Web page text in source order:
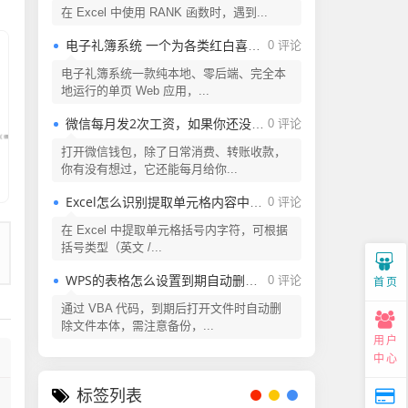
在 Excel 中使用 RANK 函数时，遇到...
0 评论
电子礼簿系统 一个为各类红白喜事提供现代化、安全、高效的礼金（份子钱）管理解决方案
电子礼簿系统一款纯本地、零后端、完全本
地运行的单页 Web 应用，...
0 评论
微信每月发2次工资，如果你还没领取，还不快来看看
打开微信钱包，除了日常消费、转账收款，
你有没有想过，它还能每月给你...
0 评论
Excel怎么识别提取单元格内容中括号内的字符？
在 Excel 中提取单元格括号内字符，可根据
括号类型（英文 /...
0 评论
WPS的表格怎么设置到期自动删除？Excel表格怎么设置到期自动删除？
通过 VBA 代码，到期后打开文件时自动删
除文件本体，需注意备份，...
标签列表
首页
用户
中心